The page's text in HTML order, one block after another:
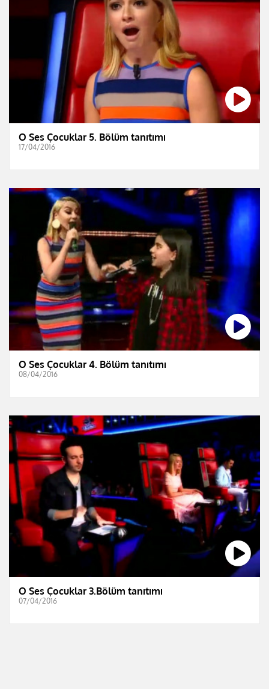
O Ses Çocuklar 5. Bölüm tanıtımı
17/04/2016
O Ses Çocuklar 4. Bölüm tanıtımı
08/04/2016
O Ses Çocuklar 3.Bölüm tanıtımı
07/04/2016